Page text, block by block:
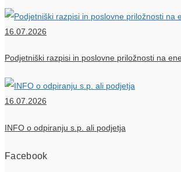
16.07.2026
Podjetniški razpisi in poslovne priložnosti na
16.07.2026
INFO o odpiranju s.p. ali podjetja
Facebook